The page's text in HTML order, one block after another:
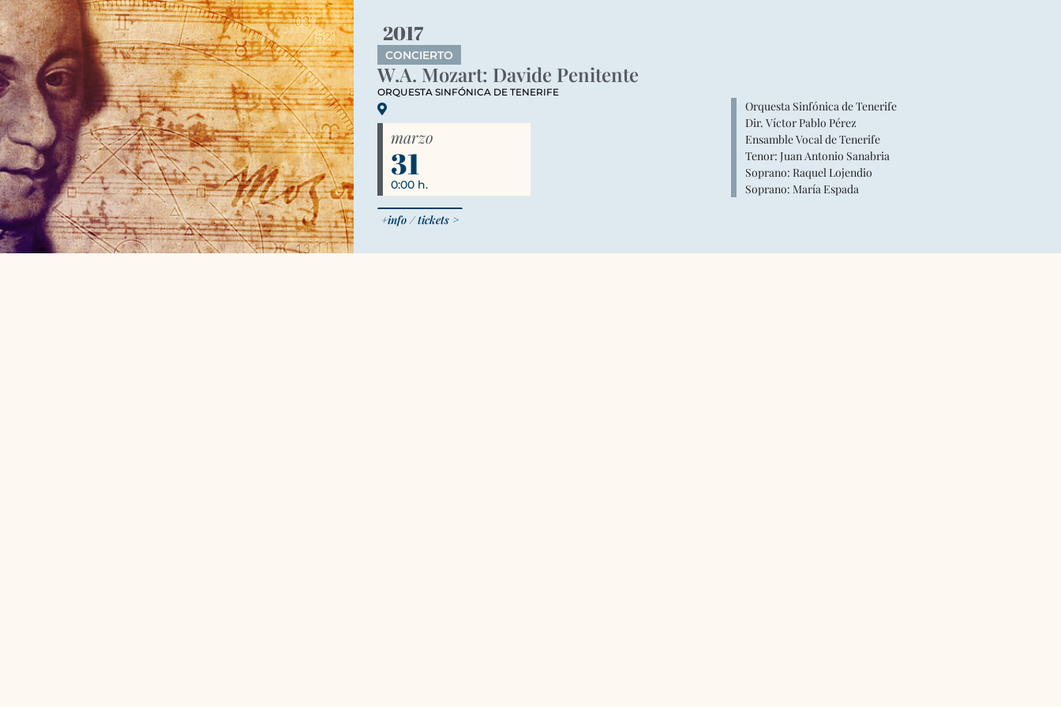
2017
CONCIERTO
W.A. Mozart: Davide Penitente
ORQUESTA SINFÓNICA DE TENERIFE
marzo
31
0:00 h.
+info / tickets >
Orquesta Sinfónica de Tenerife
Dir. Víctor Pablo Pérez
Ensamble Vocal de Tenerife
Tenor: Juan Antonio Sanabria
Soprano: Raquel Lojendio
Soprano: María Espada